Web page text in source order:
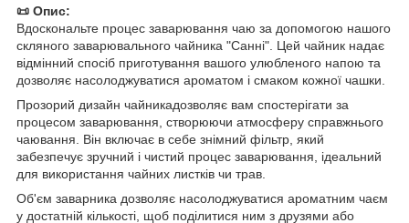
📜 Опис:
Вдоскональте процес заварювання чаю за допомогою нашого
скляного заварювального чайника "Санні". Цей чайник надає
відмінний спосіб приготування вашого улюбленого напою та
дозволяє насолоджуватися ароматом і смаком кожної чашки.
Прозорий дизайн чайникадозволяє вам спостерігати за
процесом заварювання, створюючи атмосферу справжнього
чаювання. Він включає в себе знімний фільтр, який
забезпечує зручний і чистий процес заварювання, ідеальний
для використання чайних листків чи трав.
Об'єм заварника дозволяє насолоджуватися ароматним чаєм
у достатній кількості, щоб поділитися ним з друзями або